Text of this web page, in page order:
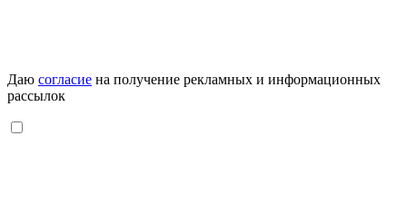
Даю согласие на получение рекламных и информационных
рассылок